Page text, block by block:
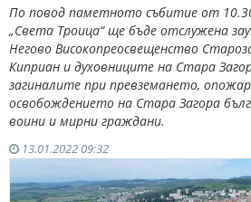
По повод паметното събитие от
„Света Троица“ ще бъде отслужена
Негово Високопреосвещенство
Киприан и духовниците на Стара
загиналите при превземането,
освобождението на Стара Загора
воини и мирни граждани.
13.01.2022 09:32